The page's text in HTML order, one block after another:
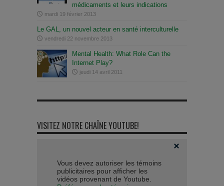
médicaments et leurs indications
mardi 19 février 2013
Le GAL, un nouvel acteur en santé interculturelle
vendredi 22 novembre 2013
Mental Health: What Role Can the
Internet Play?
jeudi 14 avril 2011
VISITEZ NOTRE CHAÎNE YOUTUBE!
Vous devez autoriser les témoins
publicitaires pour afficher les
vidéos provenant de Youtube.